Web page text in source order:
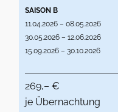
SAISON B
11.04.2026 – 08.05.2026
30.05.2026 – 12.06.2026
15.09.2026 – 30.10.2026
269,– €
je Übernachtung